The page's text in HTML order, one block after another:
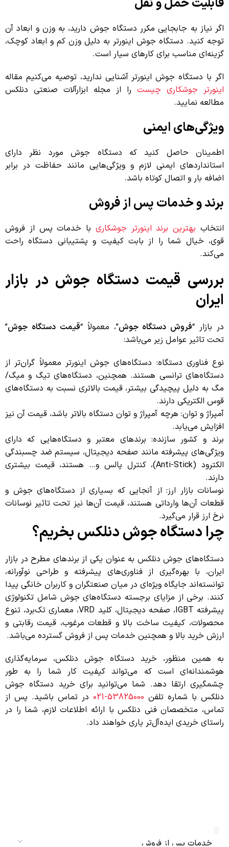
اگر نیاز به جابجایی مکرر دستگاه جوش دارید، به وزن و ابعاد آن
توجه کنید. دستگاه جوش اینورتر به دلیل وزن کم و ابعاد کوچک،
گزینه‌ای مناسب برای کارهای سیار است.
اگر با دستگاه جوش اینورتر آشنایی ندارید، توصیه می‌کنیم مقاله
اینورتر جوشکاری چیست را از مجله ابزارآلات صنعتی دنلکس
مطالعه نمایید.
ویژگی‌های ایمنی
اطمینان حاصل کنید که دستگاه جوش مورد نظر دارای
استانداردهای ایمنی لازم و ویژگی‌هایی مانند حفاظت در برابر
اضافه بار و اتصال کوتاه باشد.
برند و خدمات پس از فروش
انتخاب بهترین برند اینورتر جوشکاری با خدمات پس از فروش
قوی، خیال شما را از بابت کیفیت و پشتیبانی دستگاه راحت
می‌کند.
بررسی قیمت دستگاه جوش در بازار
ایران
در بازار “فروش دستگاه جوش”، معمولاً “قیمت دستگاه جوش”
تحت تاثیر عوامل زیر می‌باشد:
نوع فناوری دستگاه: دستگاه‌های جوش اینورتر معمولاً گران‌تر از
دستگاه‌های ترانسی هستند. همچنین، دستگاه‌های تیگ و میگ/
مگ به دلیل پیچیدگی بیشتر، قیمت بالاتری نسبت به دستگاه‌های
قوس الکتریکی دارند.
آمپراژ و توان: هرچه آمپراژ و توان دستگاه بالاتر باشد، قیمت آن نیز
افزایش می‌یابد.
برند و کشور سازنده: برندهای معتبر و دستگاه‌هایی که دارای
ویژگی‌های پیشرفته مانند صفحه دیجیتال، سیستم ضد چسبندگی
الکترود (Anti-Stick)، کنترل پالس و… هستند، قیمت بیشتری
دارند.
نوسانات بازار ارز: از آنجایی که بسیاری از دستگاه‌های جوش و
قطعات آن‌ها وارداتی هستند، قیمت آن‌ها نیز تحت تاثیر نوسانات
نرخ ارز قرار می‌گیرد.
چرا دستگاه جوش دنلکس بخریم؟
دستگاه‌های جوش دنلکس به عنوان یکی از برندهای مطرح در بازار
ایران، با بهره‌گیری از فناوری‌های پیشرفته و طراحی نوآورانه،
توانسته‌اند جایگاه ویژه‌ای در میان صنعتگران و کاربران خانگی پیدا
کنند. برخی از مزایای برجسته دستگاه‌های جوش شامل تکنولوژی
پیشرفته IGBT، صفحه دیجیتال، کلید VRD، معماری تک‌برد، تنوع
محصولات، کیفیت ساخت بالا و قطعات مرغوب، قیمت رقابتی و
ارزش خرید بالا و همچنین خدمات پس از فروش گسترده می‌باشد.
به همین منظور، خرید دستگاه جوش دنلکس، سرمایه‌گذاری
هوشمندانه‌ای است که می‌تواند کیفیت کار شما را به طور
چشمگیری ارتقا دهد. شما می‌توانید برای خرید دستگاه جوش
دنلکس با شماره تلفن 53825000-021
در تماس باشید. پس از
تماس، متخصصان فنی دنلکس با ارائه اطلاعات لازم، شما را در
راستای خریدی ایده‌آل‌تر یاری خواهند داد.